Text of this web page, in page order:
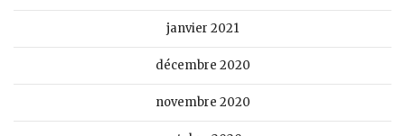
janvier 2021
décembre 2020
novembre 2020